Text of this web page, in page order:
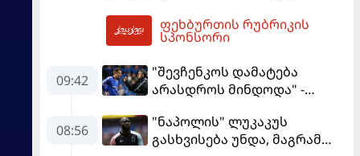
შევალიეს
გადაწყვეტილებაზე გადის
ფეხბურთის რუბრიკის
სპონსორი
09:42
"შევჩენკოს დამატება
არასდროს მინდოდა" -
ტრანსფერი გაიხსენა
08:56
"ნაპოლის" ლუკაკუს
გასხვისება უნდა, მაგრამ